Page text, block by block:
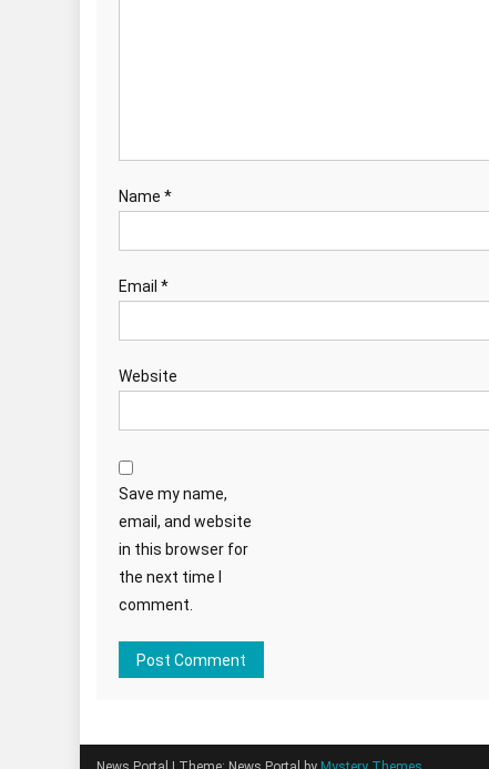
Name *
Email *
Website
Save my name,
email, and website
in this browser for
the next time I
comment.